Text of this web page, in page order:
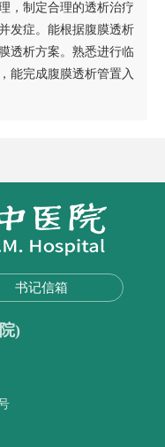
，制定合理的透析治疗
发症。能根据腹膜透析
透析方案。熟悉进行临
能完成腹膜透析管置入
书记信箱
)